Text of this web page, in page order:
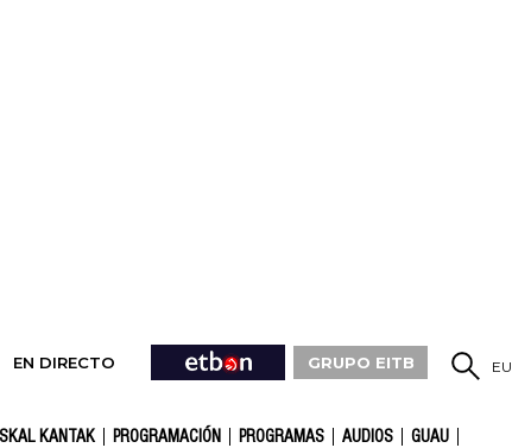
EN DIRECTO GRUPO EITB EU
KANTAK PROGRAMACIÓN PROGRAMAS AUDIOS GUAU